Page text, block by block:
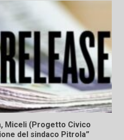
Miceli (Progetto Civico
del sindaco Pitrola”